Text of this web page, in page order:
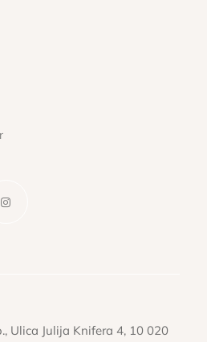
Ulica Julija Knifera 4, 10 020